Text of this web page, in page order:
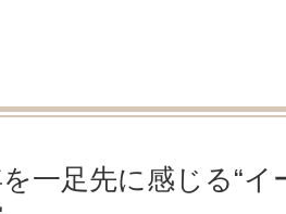
一足先に感じる“